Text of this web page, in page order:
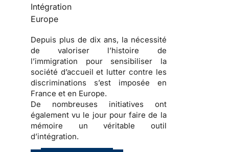
Intégration
Europe
Depuis plus de dix ans, la nécessité
de valoriser l’histoire de
l’immigration pour sensibiliser la
société d’accueil et lutter contre les
discriminations s’est imposée en
France et en Europe.
De nombreuses initiatives ont
également vu le jour pour faire de la
mémoire un véritable outil
d’intégration.